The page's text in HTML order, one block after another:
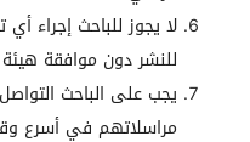
لا يجوز للباحث إجراء
للنشر دون موافقة هيئة
يجب على الباحث
مراسلاتهم في أسرع